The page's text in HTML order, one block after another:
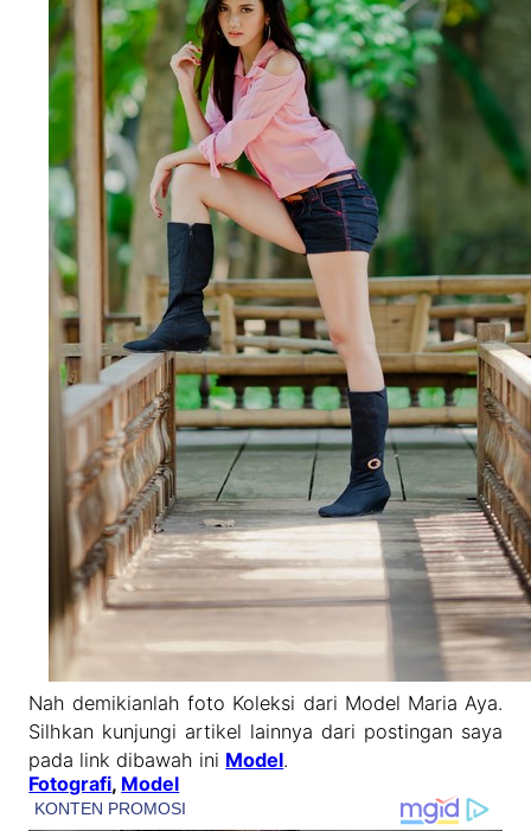
Nah demikianlah foto Koleksi dari Model Maria Aya.
Silhkan kunjungi artikel lainnya dari postingan saya
pada link dibawah ini Model.
Fotografi, Model